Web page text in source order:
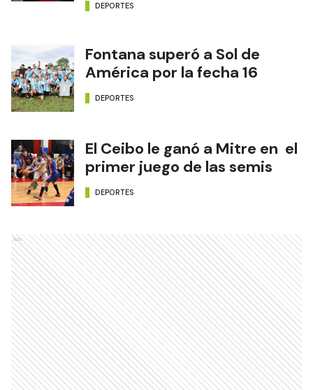
DEPORTES
Fontana superó a Sol de
América por la fecha 16
DEPORTES
El Ceibo le ganó a Mitre en el
primer juego de las semis
DEPORTES
Ads